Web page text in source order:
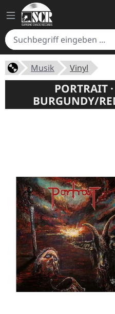
Musik Vinyl
PORTRAIT
BURGUNDY/